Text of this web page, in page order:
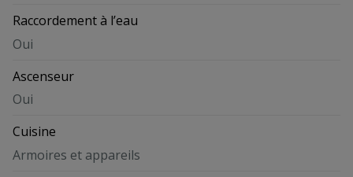
Raccordement à l’eau
Oui
Ascenseur
Oui
Cuisine
Armoires et appareils